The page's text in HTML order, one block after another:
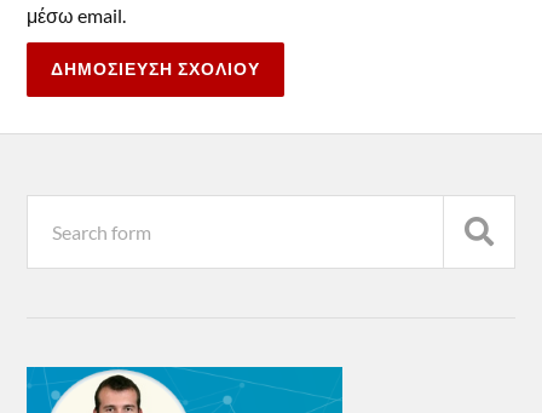
μέσω email.